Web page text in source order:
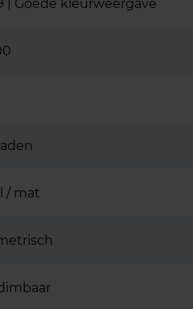
| Goede kleurweergave
/ mat